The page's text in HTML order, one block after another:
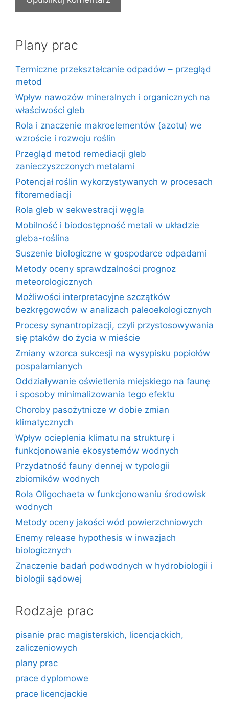
Plany prac
Termiczne przekształcanie odpadów – przegląd
metod
Wpływ nawozów mineralnych i organicznych na
właściwości gleb
Rola i znaczenie makroelementów (azotu) we
wzroście i rozwoju roślin
Przegląd metod remediacji gleb
zanieczyszczonych metalami
Potencjał roślin wykorzystywanych w procesach
fitoremediacji
Rola gleb w sekwestracji węgla
Mobilność i biodostępność metali w układzie
gleba-roślina
Suszenie biologiczne w gospodarce odpadami
Metody oceny sprawdzalności prognoz
meteorologicznych
Możliwości interpretacyjne szczątków
bezkręgowców w analizach paleoekologicznych
Procesy synantropizacji, czyli przystosowywania
się ptaków do życia w mieście
Zmiany wzorca sukcesji na wysypisku popiołów
pospalarnianych
Oddziaływanie oświetlenia miejskiego na faunę
i sposoby minimalizowania tego efektu
Choroby pasożytnicze w dobie zmian
klimatycznych
Wpływ ocieplenia klimatu na strukturę i
funkcjonowanie ekosystemów wodnych
Przydatność fauny dennej w typologii
zbiorników wodnych
Rola Oligochaeta w funkcjonowaniu środowisk
wodnych
Metody oceny jakości wód powierzchniowych
Enemy release hypothesis w inwazjach
biologicznych
Znaczenie badań podwodnych w hydrobiologii i
biologii sądowej
Rodzaje prac
pisanie prac magisterskich, licencjackich,
zaliczeniowych
plany prac
prace dyplomowe
prace licencjackie